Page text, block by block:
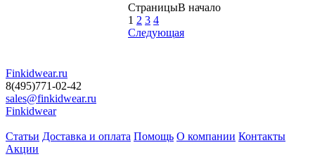
СтраницыВ начало
1 2 3 4
Следующая
Finkidwear.ru
8(495)771-02-42
sales@finkidwear.ru
Finkidwear
Статьи Доставка и оплата Помощь О компании Контакты
Акции